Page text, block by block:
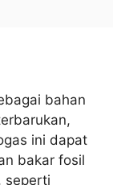
bahan
ini dapat
bakar fosil
seperti